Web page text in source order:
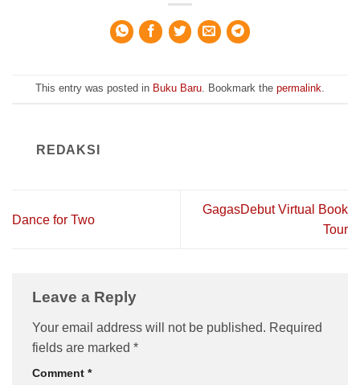
This entry was posted in Buku Baru. Bookmark the permalink.
REDAKSI
Dance for Two
GagasDebut Virtual Book
Tour
Leave a Reply
Your email address will not be published. Required
fields are marked *
Comment *